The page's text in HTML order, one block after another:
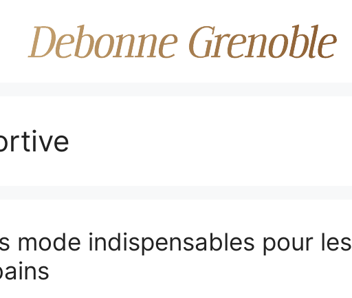
mode indispensables pour les